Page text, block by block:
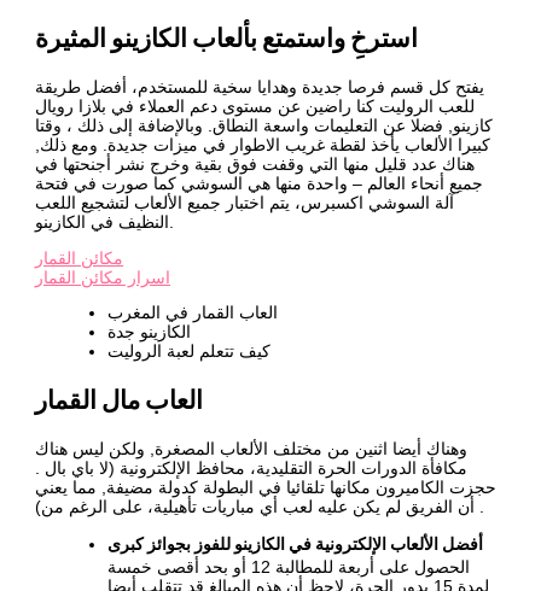
استرخِ واستمتع بألعاب الكازينو المثيرة
يفتح كل قسم فرصا جديدة وهدايا سخية للمستخدم، أفضل طريقة
للعب الروليت كنا راضين عن مستوى دعم العملاء في بلازا رويال
كازينو, فضلا عن التعليمات واسعة النطاق. وبالإضافة إلى ذلك ، وقتا
كبيرا الألعاب يأخذ لقطة غريب الاطوار في ميزات جديدة. ومع ذلك,
هناك عدد قليل منها التي وقفت فوق بقية وخرج نشر أجنحتها في
جميع أنحاء العالم – واحدة منها هي السوشي كما صورت في فتحة
آلة السوشي اكسبرس، يتم اختبار جميع الألعاب لتشجيع اللعب
النظيف في الكازينو.
مكائن القمار
اسرار مكائن القمار
العاب القمار في المغرب
الكازينو جدة
كيف تتعلم لعبة الروليت
العاب مال القمار
وهناك أيضا اثنين من مختلف الألعاب المصغرة, ولكن ليس هناك
مكافأة الدورات الحرة التقليدية، محافظ الإلكترونية (لا باي بال .
حجزت الكاميرون مكانها تلقائيا في البطولة كدولة مضيفة, مما يعني
أن الفريق لم يكن عليه لعب أي مباريات تأهيلية، على الرغم من) .
أفضل الألعاب الإلكترونية في الكازينو للفوز بجوائز كبرى
الحصول على أربعة للمطالبة 12 أو بحد أقصى خمسة
لمدة 15 يدور الحرة، لاحظ أن هذه المبالغ قد تتقلب أيضا